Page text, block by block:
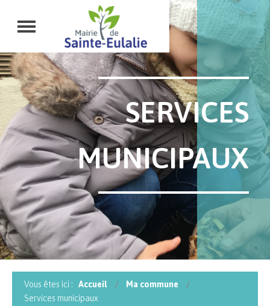
SERVICES
MUNICIPAUX
Vous êtes ici : Accueil
Ma commune
Services municipaux